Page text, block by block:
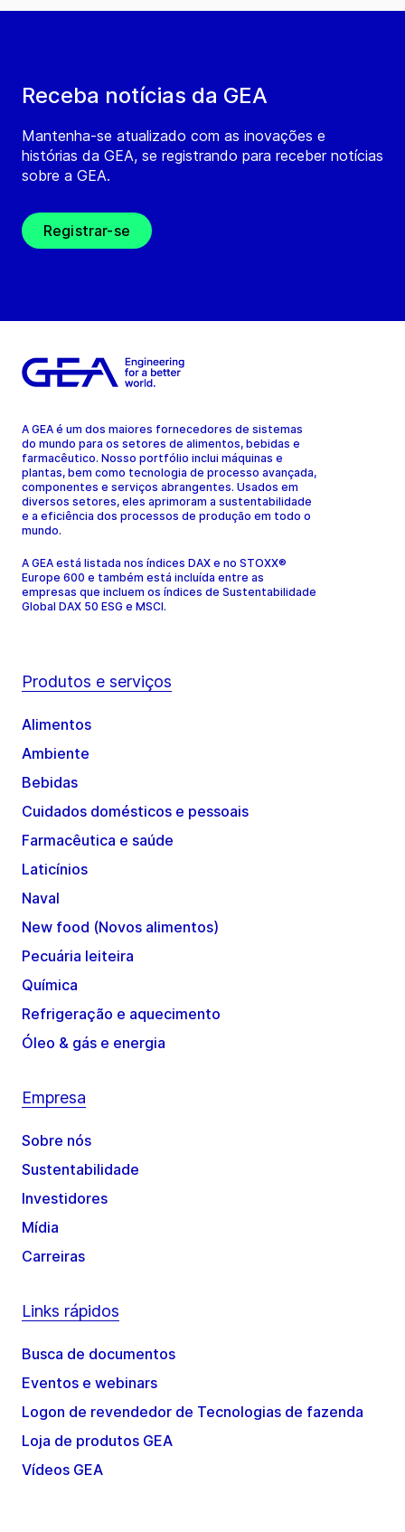
Receba notícias da GEA
Mantenha-se atualizado com as inovações e
histórias da GEA, se registrando para receber notícias
sobre a GEA.
Registrar-se
A GEA é um dos maiores fornecedores de sistemas
do mundo para os setores de alimentos, bebidas e
farmacêutico. Nosso portfólio inclui máquinas e
plantas, bem como tecnologia de processo avançada,
componentes e serviços abrangentes. Usados em
diversos setores, eles aprimoram a sustentabilidade
e a eficiência dos processos de produção em todo o
mundo.
A GEA está listada nos índices DAX e no STOXX®
Europe 600 e também está incluída entre as
empresas que incluem os índices de Sustentabilidade
Global DAX 50 ESG e MSCI.
Produtos e serviços
Alimentos
Ambiente
Bebidas
Cuidados domésticos e pessoais
Farmacêutica e saúde
Laticínios
Naval
New food (Novos alimentos)
Pecuária leiteira
Química
Refrigeração e aquecimento
Óleo & gás e energia
Empresa
Sobre nós
Sustentabilidade
Investidores
Mídia
Carreiras
Links rápidos
Busca de documentos
Eventos e webinars
Logon de revendedor de Tecnologias de fazenda
Loja de produtos GEA
Vídeos GEA